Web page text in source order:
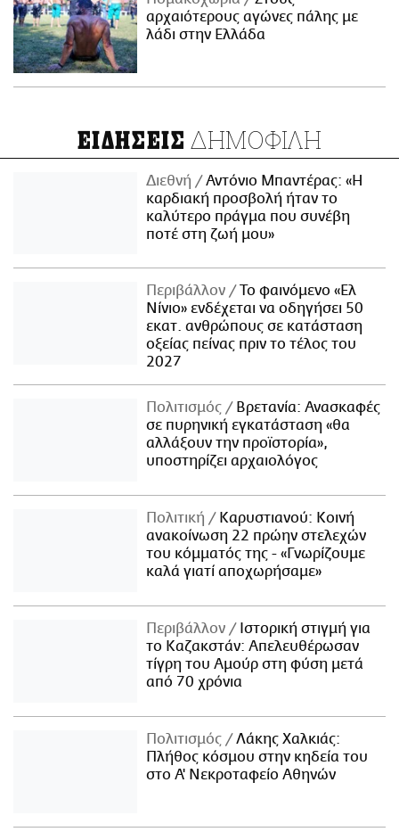
αρχαιότερους αγώνες πάλης με
λάδι στην Ελλάδα
ΕΙΔΗΣΕΙΣ ΔΗΜΟΦΙΛΗ
Διεθνή
Αντόνιο Μπαντέρας: «Η
καρδιακή προσβολή ήταν το
καλύτερο πράγμα που συνέβη
ποτέ στη ζωή μου»
Περιβάλλον
Το φαινόμενο «Ελ
Νίνιο» ενδέχεται να οδηγήσει 50
εκατ. ανθρώπους σε κατάσταση
οξείας πείνας πριν το τέλος του
2027
Πολιτισμός
Βρετανία: Ανασκαφές
σε πυρηνική εγκατάσταση «θα
αλλάξουν την προϊστορία»,
υποστηρίζει αρχαιολόγος
Πολιτική
Καρυστιανού: Κοινή
ανακοίνωση 22 πρώην στελεχών
του κόμματός της - «Γνωρίζουμε
καλά γιατί αποχωρήσαμε»
Περιβάλλον
Ιστορική στιγμή για
το Καζακστάν: Απελευθέρωσαν
τίγρη του Αμούρ στη φύση μετά
από 70 χρόνια
Πολιτισμός
Λάκης Χαλκιάς:
Πλήθος κόσμου στην κηδεία του
στο Α' Νεκροταφείο Αθηνών